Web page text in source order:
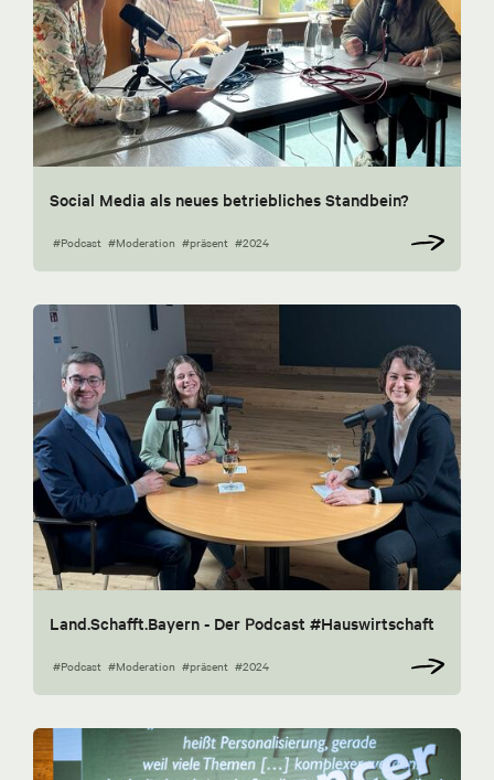
Social Media als neues betriebliches Standbein?
#Podcast #Moderation #präsent #2024
Land.Schafft.Bayern - Der Podcast #Hauswirtschaft
#Podcast #Moderation #präsent #2024